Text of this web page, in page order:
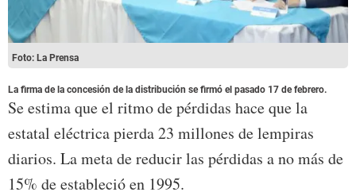
Foto: La Prensa
La firma de la concesión de la distribución se firmó el pasado 17 de febrero.
Se estima que el ritmo de pérdidas hace que la
estatal eléctrica pierda 23 millones de lempiras
diarios. La meta de reducir las pérdidas a no más de
15% de estableció en 1995.